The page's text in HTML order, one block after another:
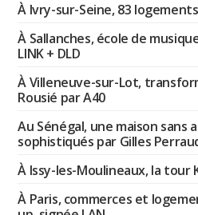
À Ivry-sur-Seine, 83
À Sallanches, école de
LINK + DLD
À Villeneuve-sur-Lot,
Rousié par A40
Au Sénégal, une maison sans
sophistiqués par Gilles
À Issy-les-Moulineaux, la tour
À Paris, commerces et